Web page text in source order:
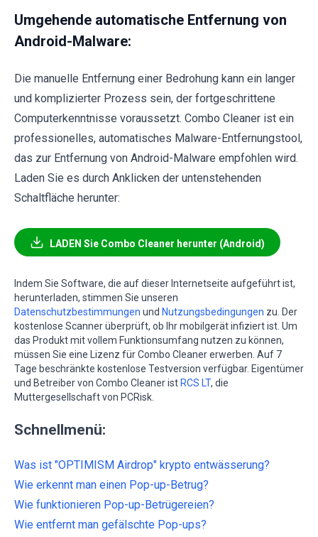
Umgehende automatische Entfernung von
Android-Malware:
Die manuelle Entfernung einer Bedrohung kann ein langer
und komplizierter Prozess sein, der fortgeschrittene
Computerkenntnisse voraussetzt. Combo Cleaner ist ein
professionelles, automatisches Malware-Entfernungstool,
das zur Entfernung von Android-Malware empfohlen wird.
Laden Sie es durch Anklicken der untenstehenden
Schaltfläche herunter:
LADEN Sie Combo Cleaner herunter (Android)
Indem Sie Software, die auf dieser Internetseite aufgeführt ist,
herunterladen, stimmen Sie unseren
Datenschutzbestimmungen und Nutzungsbedingungen zu. Der
kostenlose Scanner überprüft, ob Ihr mobilgerät infiziert ist. Um
das Produkt mit vollem Funktionsumfang nutzen zu können,
müssen Sie eine Lizenz für Combo Cleaner erwerben. Auf 7
Tage beschränkte kostenlose Testversion verfügbar. Eigentümer
und Betreiber von Combo Cleaner ist RCS LT, die
Muttergesellschaft von PCRisk.
Schnellmenü:
Was ist "OPTIMISM Airdrop" krypto entwässerung?
Wie erkennt man einen Pop-up-Betrug?
Wie funktionieren Pop-up-Betrügereien?
Wie entfernt man gefälschte Pop-ups?